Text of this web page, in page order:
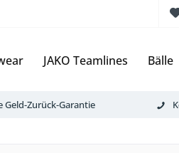
JAKO Teamlines Bälle
Geld-Zurück-Garantie